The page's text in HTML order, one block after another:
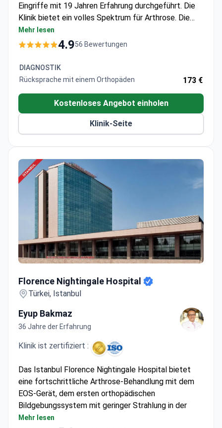
Eingriffe mit 19 Jahren Erfahrung durchgeführt. Die
Klinik bietet ein volles Spektrum für Arthrose. Die
Diagnostik beginnt bei 50 $ für Labortests und
Beratungen liegen bei etwa 125-200 $. Zu den
6.500 $ und ein vollständiger Hüftgelenkersatz für
etwa 16.000 $ – das Hüftpaket deckt die Operation,
und die postoperative Rehabilitation ab.
Mehr lesen
4.956 Bewertungen
DIAGNOSTIK
Rücksprache mit einem Orthopäden
173 €
Kostenloses Angebot einholen
Klinik-Seite
Florence Nightingale Hospital
Türkei, Istanbul
Eyup Bakmaz
36 Jahre der Erfahrung
Klinik ist zertifiziert :
Das Istanbul Florence Nightingale Hospital bietet
eine fortschrittliche Arthrose-Behandlung mit dem
EOS-Gerät, dem ersten orthopädischen
Bildgebungssystem mit geringer Strahlung in der
Türkei. Die 11 spezialisierten Operationssäle des
Mehr lesen